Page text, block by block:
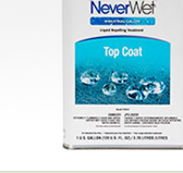
칠판자석 / 욕실 / 타일
아트 : 부식,펄페인트
프라이머(젯소)/리무버
코팅제 : 바니쉬 .왁스
스테인제거제
기능성/특수페인트
신나/페인트제거제
보강방수제/크랙보수제
평형별 세트
페인트색상표
메꿈제/실리콘/정착제
간판/칠판/메뉴판
철물/잡화
건물 내.외부
에폭시 바닥(주차장)시공
빈티지 매장(쇼룸)